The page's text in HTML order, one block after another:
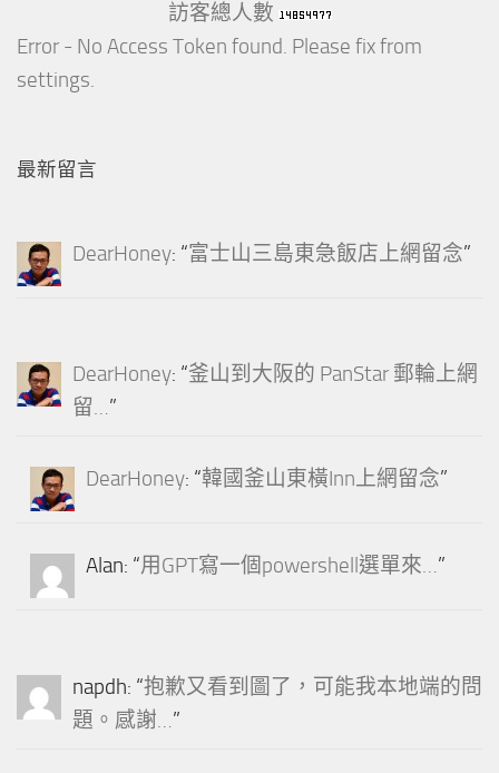
訪客總人數
Error - No Access Token found. Please fix from
settings.
最新留言
DearHoney: “富士山三島東急飯店上網留念”
DearHoney: “釜山到大阪的 PanStar 郵輪上網
留…”
DearHoney: “韓國釜山東橫Inn上網留念”
Alan: “用GPT寫一個powershell選單來…”
napdh: “抱歉又看到圖了，可能我本地端的問
題。感謝…”